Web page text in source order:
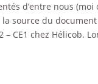
d’entre nous (moi
source du
– CE1 chez Hélicob.